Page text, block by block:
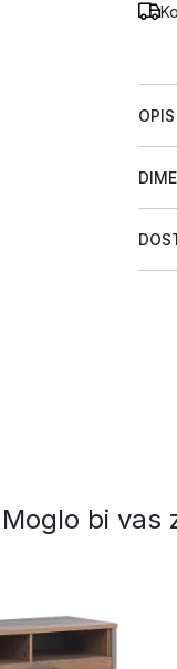
OPIS
Moglo bi vas